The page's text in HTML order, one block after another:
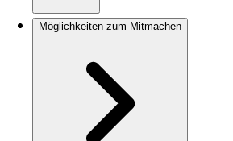
Möglichkeiten zum Mitmachen